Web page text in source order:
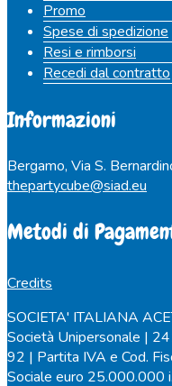
Promo
Spese di spedizione
Resi e rimborsi
Recedi dal contratto
Informazioni
Bergamo, Via S.
thepartycube@siad.eu
Metodi di
Credits
SOCIETA' ITALIANA
Società Unipersonale |
92 | Partita IVA e Cod.
Sociale euro 25.000.000